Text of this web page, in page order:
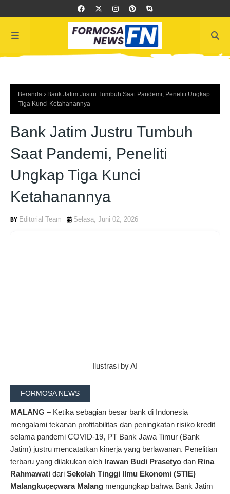
Beranda
Bank Jatim Justru Tumbuh Saat Pandemi, Peneliti Ungkap
Tiga Kunci Ketahanannya
Bank Jatim Justru Tumbuh
Saat Pandemi, Peneliti
Ungkap Tiga Kunci
Ketahanannya
Editorial Team Selasa, Juni 02, 2026
Ilustrasi by AI
FORMOSA NEWS
MALANG – Ketika sebagian besar bank di Indonesia
mengalami tekanan profitabilitas dan peningkatan risiko kredit
selama pandemi COVID-19, PT Bank Jawa Timur (Bank
Jatim) justru mencatatkan kinerja yang berlawanan. Penelitian
terbaru yang dilakukan oleh Irawan Budi Prasetyo dan Rina
Rahmawati dari Sekolah Tinggi Ilmu Ekonomi (STIE)
Malangkuçeçwara Malang mengungkap bahwa Bank Jatim